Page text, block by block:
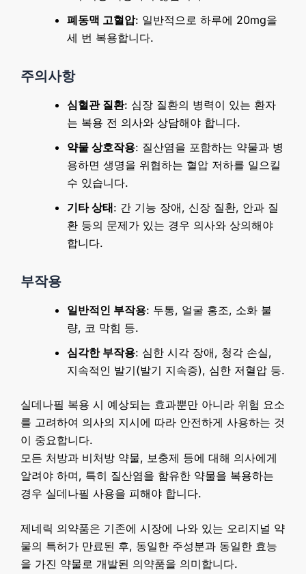
폐동맥 고혈압: 일반적으로 하루에 20mg을
세 번 복용합니다.
주의사항
심혈관 질환: 심장 질환의 병력이 있는 환자
는 복용 전 의사와 상담해야 합니다.
약물 상호작용: 질산염을 포함하는 약물과 병
용하면 생명을 위협하는 혈압 저하를 일으킬
수 있습니다.
기타 상태: 간 기능 장애, 신장 질환, 안과 질
환 등의 문제가 있는 경우 의사와 상의해야
합니다.
부작용
일반적인 부작용: 두통, 얼굴 홍조, 소화 불
량, 코 막힘 등.
심각한 부작용: 심한 시각 장애, 청각 손실,
지속적인 발기(발기 지속증), 심한 저혈압 등.
실데나필 복용 시 예상되는 효과뿐만 아니라 위험 요소
를 고려하여 의사의 지시에 따라 안전하게 사용하는 것
이 중요합니다.
모든 처방과 비처방 약물, 보충제 등에 대해 의사에게
알려야 하며, 특히 질산염을 함유한 약물을 복용하는
경우 실데나필 사용을 피해야 합니다.
제네릭 의약품은 기존에 시장에 나와 있는 오리지널 약
물의 특허가 만료된 후, 동일한 주성분과 동일한 효능
을 가진 약물로 개발된 의약품을 의미합니다.